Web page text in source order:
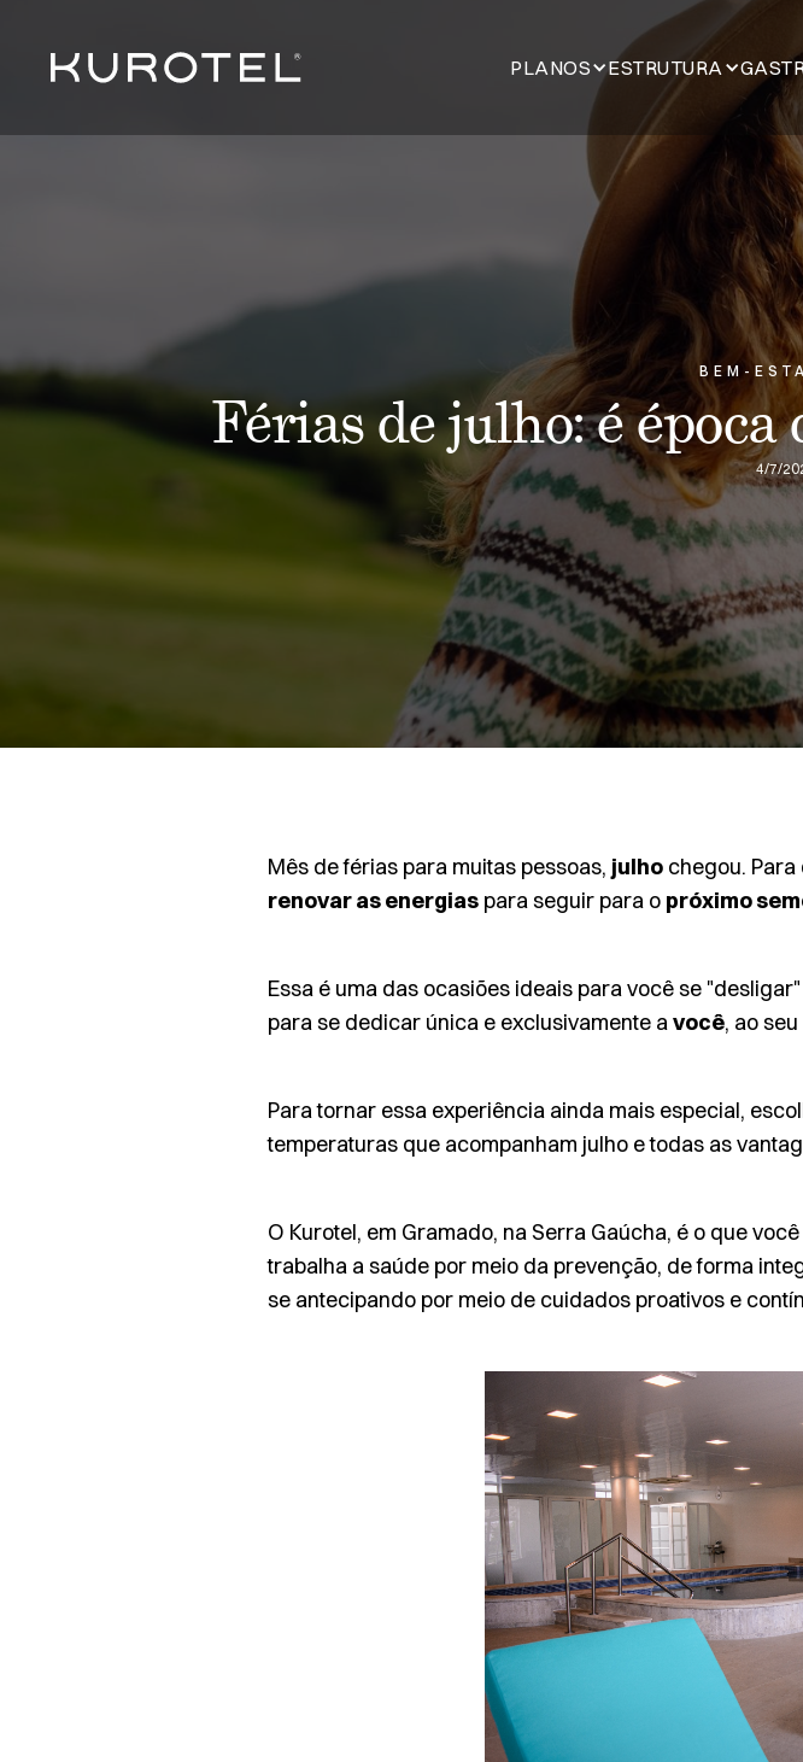
PLANOS ESTRUTURA
BEM-
Férias de julho: é
4/7/
Mês de férias para muitas pessoas, julho chegou.
renovar as energias para seguir para o próximo
Essa é uma das ocasiões ideais para você se
para se dedicar única e exclusivamente avocê, ao seu
Para tornar essa experiência ainda mais especial,
temperaturas que acompanham julho e todas as
O Kurotel, em Gramado, na Serra Gaúcha, é o que
trabalha a saúde por meio da prevenção, de forma
se antecipando por meio de cuidados proativos e